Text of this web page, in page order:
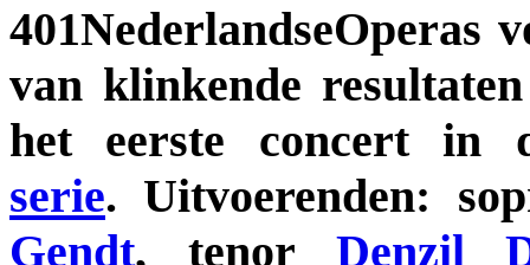
401NederlandseOperas
van klinkende
het eerste concert in
serie. Uitvoerenden:
Gendt, tenor Denzil